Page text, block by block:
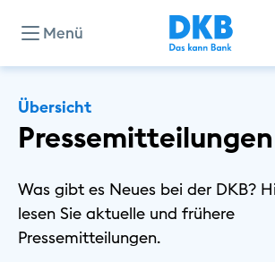
Menü
Unternehmen
Investor Relations
Übersicht
Pressemitteilungen
Was gibt es Neues bei der DKB?
lesen Sie aktuelle und frühere
Pressemitteilungen.